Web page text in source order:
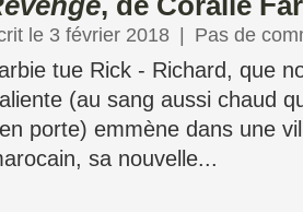
le 3 février 2018 Pas de
tue Rick - Richard, que
(au sang aussi chaud
porte) emmène dans une
sa nouvelle...